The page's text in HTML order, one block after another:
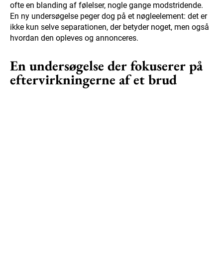
ofte en blanding af følelser, nogle gange modstridende.
En ny undersøgelse peger dog på et nøgleelement: det er
ikke kun selve separationen, der betyder noget, men også
hvordan den opleves og annonceres.
En undersøgelse der fokuserer på
eftervirkningerne af et brud